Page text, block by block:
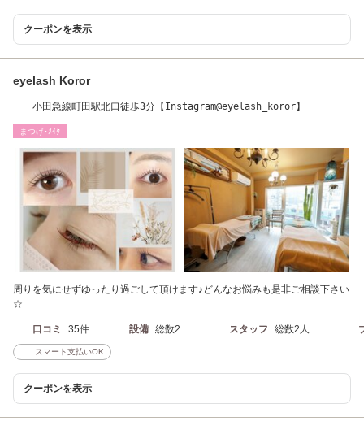
クーポンを表示
eyelash Koror
小田急線町田駅北口徒歩3分【Instagram@eyelash_koror】
まつげ･ﾒｲｸ
周りを気にせずゆったり過ごして頂けます♪どんなお悩みも是非ご相談下さい
☆
口コミ 35件 設備 総数2 スタッフ 総数2人
スマート支払いOK
クーポンを表示